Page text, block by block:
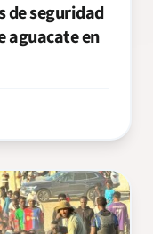
de seguridad
aguacate en